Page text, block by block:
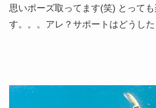
思いポーズ取ってます(笑) とって
す。。。アレ？サポートはどうした